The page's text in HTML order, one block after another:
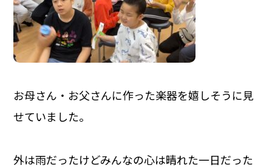
お母さん・お父さんに作った楽器を嬉しそうに見
せていました。
外は雨だったけどみんなの心は晴れた一日だった